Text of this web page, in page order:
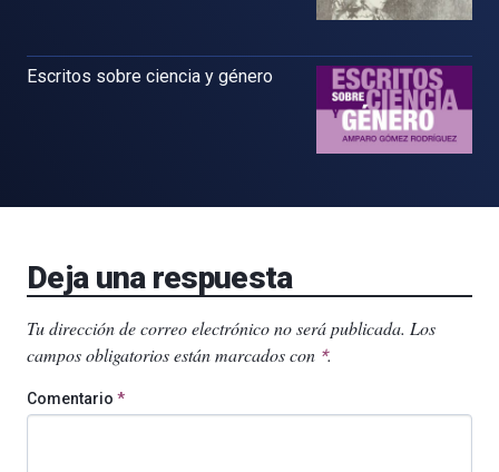
Escritos sobre ciencia y género
Deja una respuesta
Tu dirección de correo electrónico no será publicada. Los
campos obligatorios están marcados con *.
Comentario *